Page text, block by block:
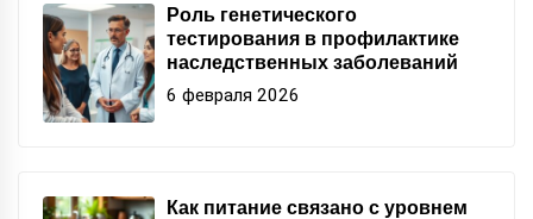
Роль генетического
тестирования в профилактике
наследственных заболеваний
6 февраля 2026
Как питание связано с уровнем